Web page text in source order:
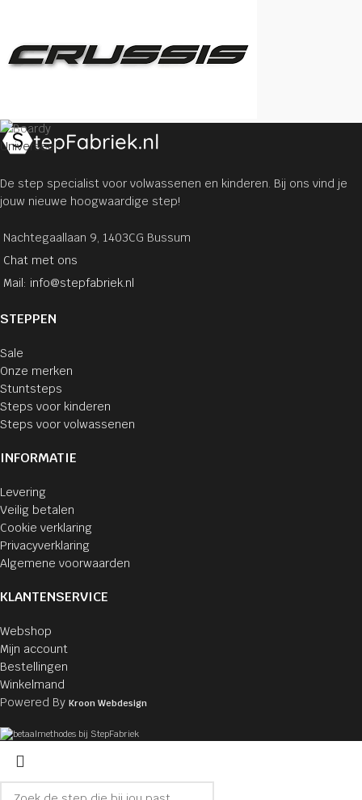
Universeel
De step specialist voor volwassenen en kinderen. Bij ons vind je
jouw nieuwe hoogwaardige step!
Nachtegaallaan 9, 1403CG Bussum
Chat met ons
Mail: info@stepfabriek.nl
STEPPEN
Sale
Onze merken
Stuntsteps
Steps voor kinderen
Steps voor volwassenen
INFORMATIE
Levering
Veilig betalen
Cookie verklaring
Privacyverklaring
Algemene voorwaarden
KLANTENSERVICE
Webshop
Mijn account
Bestellingen
Winkelmand
Powered By Kroon Webdesign